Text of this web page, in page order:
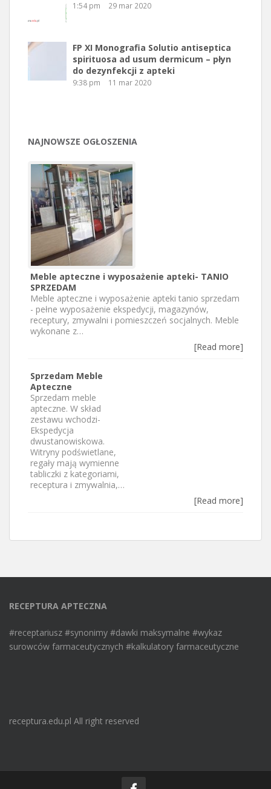
1:54 pm 29 mar 2020
FP XI Monografia Solutio antiseptica
spirituosa ad usum dermicum – płyn
do dezynfekcji z apteki
9:38 pm 11 mar 2020
NAJNOWSZE OGŁOSZENIA
Meble apteczne i wyposażenie apteki- TANIO
SPRZEDAM
Meble apteczne i wyposażenie apteki tanio sprzedam
- pełne wyposażenie ekspedycji, magazynów,
receptury, zmywalni i pomieszczeń socjalnych. Meble
wykonane z…
[Read more]
Sprzedam Meble
Apteczne
Sprzedam meble
apteczne. W skład
zestawu wchodzi-
Ekspedycja
dwustanowiskowa.
Witryny podświetlane,
regały mają wymienne
tabliczki z kategoriami,
receptura i zmywalnia,…
[Read more]
RECEPTURA APTECZNA
#receptariusz #synonimy #dawki maksymalne #wykaz
surowców farmaceutycznych #kalkulatory farmaceutyczne
receptura.edu.pl All right reserved